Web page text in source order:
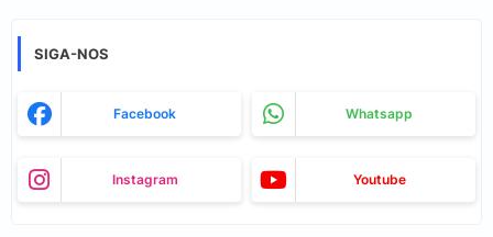
SIGA-NOS
Facebook Whatsapp
Instagram Youtube